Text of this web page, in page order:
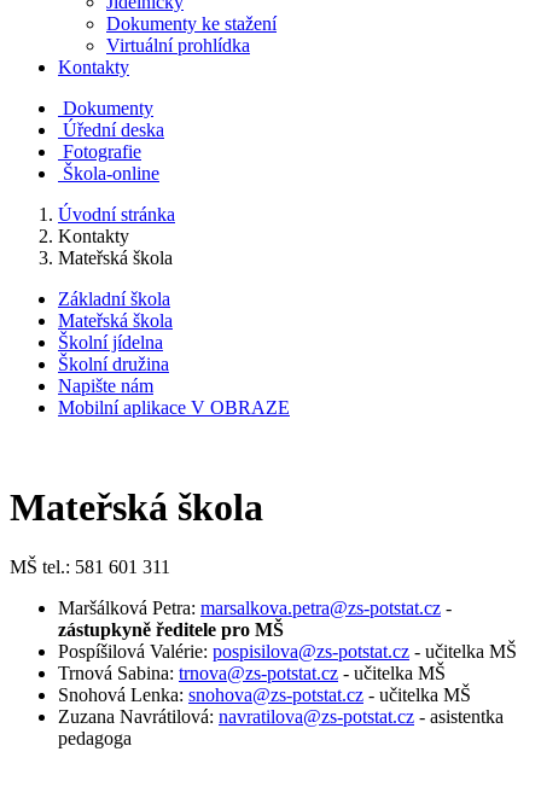
Dokumenty ke stažení
Virtuální prohlídka
Kontakty
Dokumenty
Úřední deska
Fotografie
Škola-online
Úvodní stránka
Kontakty
Mateřská škola
Základní škola
Mateřská škola
Školní jídelna
Školní družina
Napište nám
Mobilní aplikace V OBRAZE
Mateřská škola
MŠ tel.: 581 601 311
Maršálková Petra: marsalkova.petra@zs-potstat.cz -
zástupkyně ředitele pro MŠ
Pospíšilová Valérie: pospisilova@zs-potstat.cz - učitelka MŠ
Trnová Sabina: trnova@zs-potstat.cz - učitelka MŠ
Snohová Lenka: snohova@zs-potstat.cz - učitelka MŠ
Zuzana Navrátilová: navratilova@zs-potstat.cz - asistentka
pedagoga